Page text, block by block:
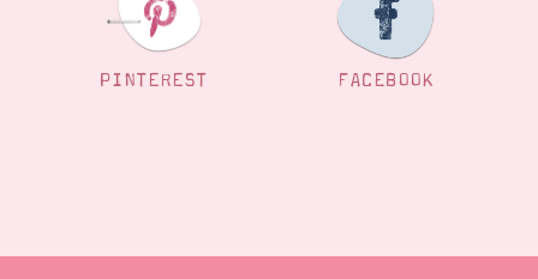
PINTEREST FACEBOOK